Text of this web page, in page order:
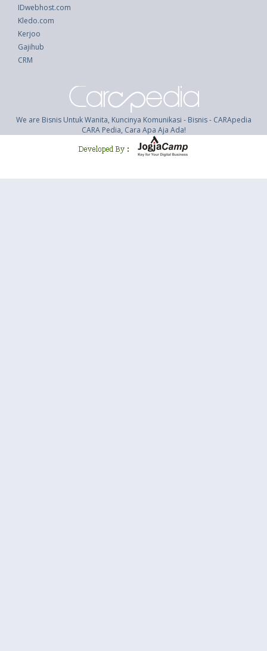
IDwebhost.com
Kledo.com
Kerjoo
Gajihub
CRM
We are Bisnis Untuk Wanita, Kuncinya Komunikasi - Bisnis - CARApedia
CARA Pedia, Cara Apa Aja Ada!